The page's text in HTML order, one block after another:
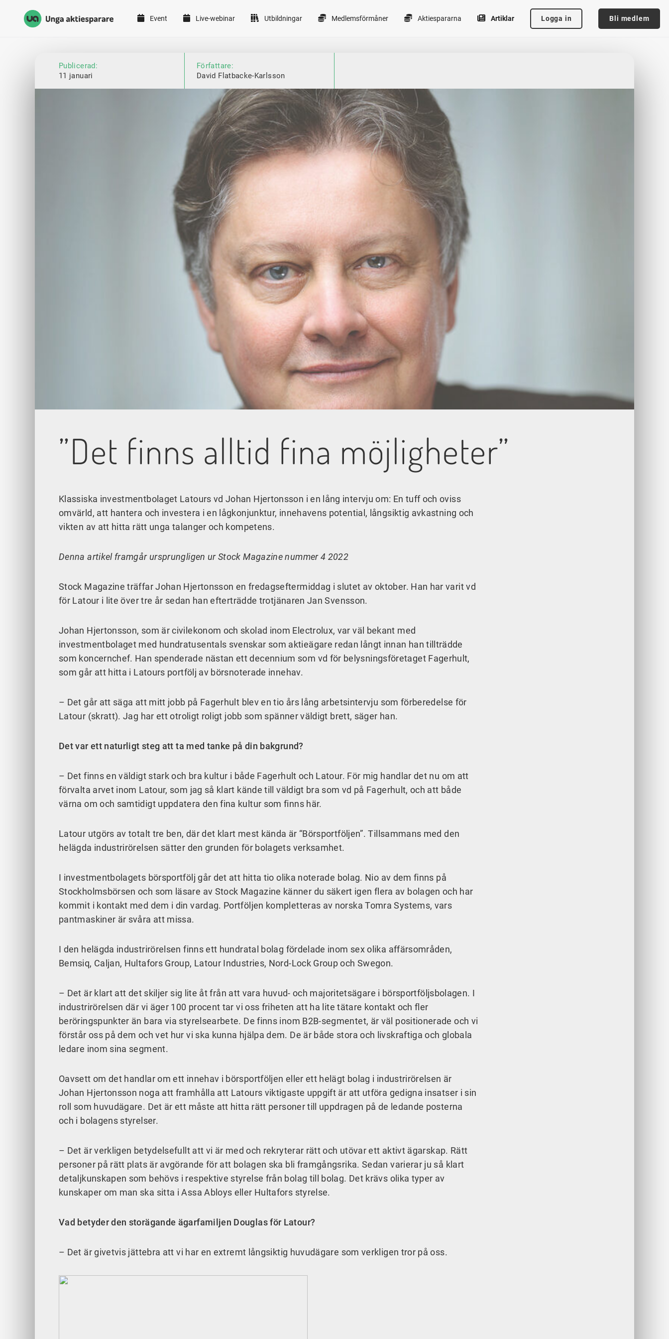
Unga Aktiesparare
Event Live-webinar Utbildningar Medlemsförmåner Aktiespararna Artiklar Logga in Bli medlem
Publicerad:
11 januari
Författare:
David Flatbacke-Karlsson
”Det finns alltid fina möjligheter”
Klassiska investmentbolaget Latours vd Johan Hjertonsson i en lång intervju om: En tuff och oviss
omvärld, att hantera och investera i en lågkonjunktur, innehavens potential, långsiktig avkastning och
vikten av att hitta rätt unga talanger och kompetens.
Denna artikel framgår ursprungligen ur Stock Magazine nummer 4 2022
Stock Magazine träffar Johan Hjertonsson en fredagseftermiddag i slutet av oktober. Han har varit vd
för Latour i lite över tre år sedan han efterträdde trotjänaren Jan Svensson.
Johan Hjertonsson, som är civilekonom och skolad inom Electrolux, var väl bekant med
investmentbolaget med hundratusentals svenskar som aktieägare redan långt innan han tillträdde
som koncernchef. Han spenderade nästan ett decennium som vd för belysningsföretaget Fagerhult,
som går att hitta i Latours portfölj av börsnoterade innehav.
– Det går att säga att mitt jobb på Fagerhult blev en tio års lång arbetsintervju som förberedelse för
Latour (skratt). Jag har ett otroligt roligt jobb som spänner väldigt brett, säger han.
Det var ett naturligt steg att ta med tanke på din bakgrund?
– Det finns en väldigt stark och bra kultur i både Fagerhult och Latour. För mig handlar det nu om att
förvalta arvet inom Latour, som jag så klart kände till väldigt bra som vd på Fagerhult, och att både
värna om och samtidigt uppdatera den fina kultur som finns här.
Latour utgörs av totalt tre ben, där det klart mest kända är “Börsportföljen”. Tillsammans med den
helägda industrirörelsen sätter den grunden för bolagets verksamhet.
I investmentbolagets börsportfölj går det att hitta tio olika noterade bolag. Nio av dem finns på
Stockholmsbörsen och som läsare av Stock Magazine känner du säkert igen flera av bolagen och har
kommit i kontakt med dem i din vardag. Portföljen kompletteras av norska Tomra Systems, vars
pantmaskiner är svåra att missa.
I den helägda industrirörelsen finns ett hundratal bolag fördelade inom sex olika affärsområden,
Bemsiq, Caljan, Hultafors Group, Latour Industries, Nord-Lock Group och Swegon.
– Det är klart att det skiljer sig lite åt från att vara huvud- och majoritetsägare i börsportföljsbolagen. I
industrirörelsen där vi äger 100 procent tar vi oss friheten att ha lite tätare kontakt och fler
beröringspunkter än bara via styrelsearbete. De finns inom B2B-segmentet, är väl positionerade och vi
förstår oss på dem och vet hur vi ska kunna hjälpa dem. De är både stora och livskraftiga och globala
ledare inom sina segment.
Oavsett om det handlar om ett innehav i börsportföljen eller ett helägt bolag i industrirörelsen är
Johan Hjertonsson noga att framhålla att Latours viktigaste uppgift är att utföra gedigna insatser i sin
roll som huvudägare. Det är ett måste att hitta rätt personer till uppdragen på de ledande posterna
och i bolagens styrelser.
– Det är verkligen betydelsefullt att vi är med och rekryterar rätt och utövar ett aktivt ägarskap. Rätt
personer på rätt plats är avgörande för att bolagen ska bli framgångsrika. Sedan varierar ju så klart
detaljkunskapen som behövs i respektive styrelse från bolag till bolag. Det krävs olika typer av
kunskaper om man ska sitta i Assa Abloys eller Hultafors styrelse.
Vad betyder den storägande ägarfamiljen Douglas för Latour?
– Det är givetvis jättebra att vi har en extremt långsiktig huvudägare som verkligen tror på oss.